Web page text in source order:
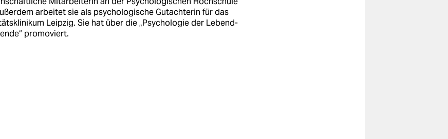
arbeitet sie als psychologische Gutachterin für das
Leipzig. Sie hat über die „Psychologie der Lebend­
promoviert.